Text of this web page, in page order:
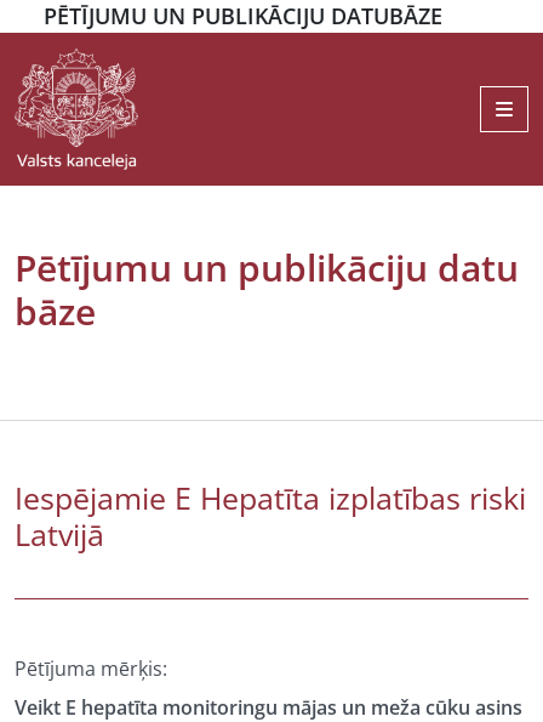
PĒTĪJUMU UN PUBLIKĀCIJU DATUBĀZE
Pētījumu un publikāciju datu
bāze
Iespējamie E Hepatīta izplatības riski
Latvijā
Pētījuma mērķis:
Veikt E hepatīta monitoringu mājas un meža cūku asins